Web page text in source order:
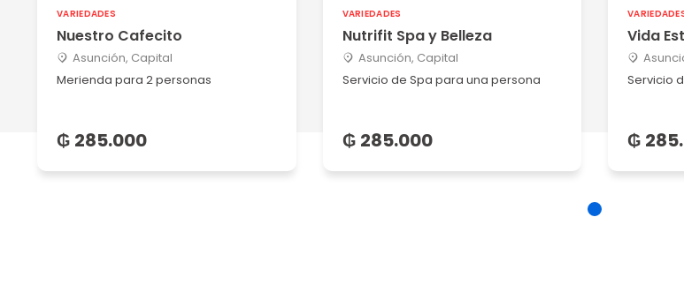
VARIEDADES
Nuestro Cafecito
Asunción, Capital
Merienda para 2 personas
₲ 285.000
VARIEDADES
Nutrifit Spa y Belleza
Asunción, Capital
Servicio de Spa para una persona
₲ 285.000
Vida
Servicio
₲